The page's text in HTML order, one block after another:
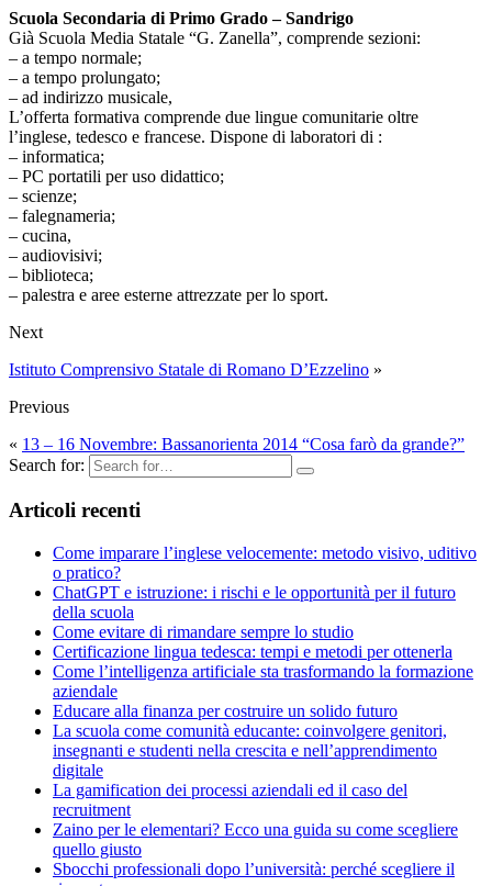
Scuola Secondaria di Primo Grado – Sandrigo
Già Scuola Media Statale “G. Zanella”, comprende sezioni:
– a tempo normale;
– a tempo prolungato;
– ad indirizzo musicale,
L’offerta formativa comprende due lingue comunitarie oltre
l’inglese, tedesco e francese. Dispone di laboratori di :
– informatica;
– PC portatili per uso didattico;
– scienze;
– falegnameria;
– cucina,
– audiovisivi;
– biblioteca;
– palestra e aree esterne attrezzate per lo sport.
Next
Istituto Comprensivo Statale di Romano D’Ezzelino »
Previous
« 13 – 16 Novembre: Bassanorienta 2014 “Cosa farò da grande?”
Search for:
Articoli recenti
Come imparare l’inglese velocemente: metodo visivo, uditivo
o pratico?
ChatGPT e istruzione: ​i rischi e le opportunità per il futuro
della scuola
Come evitare di rimandare sempre lo studio
Certificazione lingua tedesca: tempi e metodi per ottenerla
Come l’intelligenza artificiale sta trasformando la formazione
aziendale
Educare alla finanza per costruire un solido futuro
La scuola come comunità educante: coinvolgere genitori,
insegnanti e studenti nella crescita e nell’apprendimento
digitale
La gamification dei processi aziendali ed il caso del
recruitment
Zaino per le elementari? Ecco una guida su come scegliere
quello giusto
Sbocchi professionali dopo l’università: perché scegliere il